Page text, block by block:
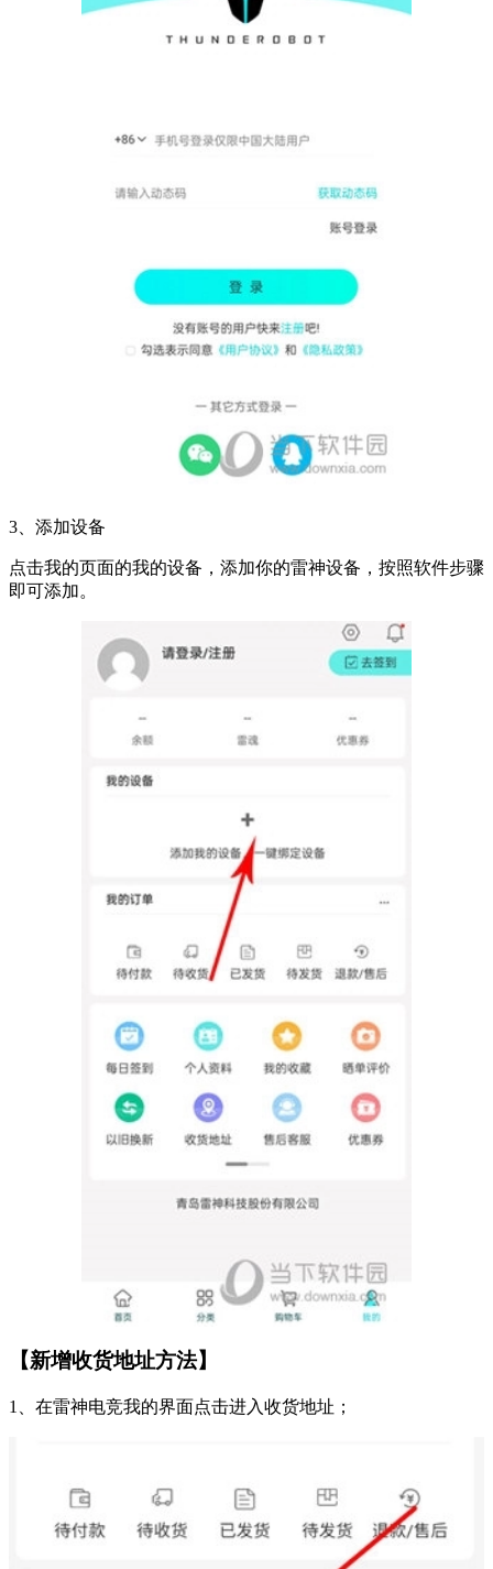
3、添加设备
点击我的页面的我的设备，添加你的雷神设备，按照软件步骤
即可添加。
【新增收货地址方法】
1、在雷神电竞我的界面点击进入收货地址；